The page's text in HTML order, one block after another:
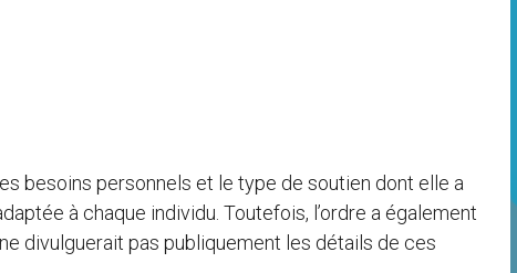
besoins personnels et le type de soutien dont elle a
à chaque individu. Toutefois, l’ordre a également
divulguerait pas publiquement les détails de ces